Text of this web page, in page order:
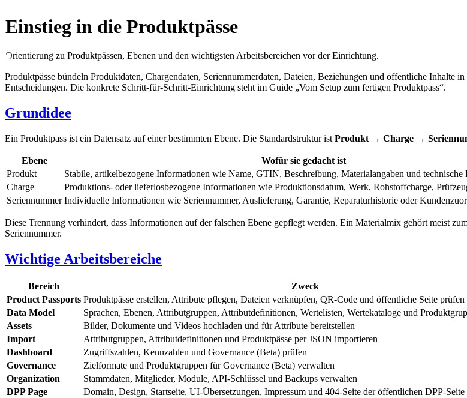
Einstieg in die Produktpässe
Orientierung zu Produktpässen, Ebenen und den wichtigsten Arbeitsbereichen vor der Einrichtung.
Produktpässe bündeln Produktdaten, Chargendaten, Seriennummerdaten, Dateien, Beziehungen und öffentliche Inhalte
Entscheidungen. Die konkrete Schritt-für-Schritt-Einrichtung steht im Guide „Vom Setup zum fertigen Produktpass“.
Grundidee
Ein Produktpass ist ein Datensatz auf einer bestimmten Ebene. Die Standardstruktur ist Produkt → Charge →
Ebene Wofür sie gedacht ist
Produkt
Stabile, artikelbezogene Informationen wie Name, GTIN, Beschreibung, Materialangaben und technische
Charge
Produktions- oder lieferlosbezogene Informationen wie Produktionsdatum, Werk, Rohstoffcharge,
Seriennummer Individuelle Informationen wie Seriennummer, Auslieferung, Garantie, Reparaturhistorie oder
Diese Trennung verhindert, dass Informationen auf der falschen Ebene gepflegt werden. Ein Materialmix gehört meist
Seriennummer.
Wichtige Arbeitsbereiche
Bereich
Zweck
Product Passports Produktpässe erstellen, Attribute pflegen, Dateien verknüpfen, QR-Code und öffentliche Seite prüfen
Data Model
Sprachen, Ebenen, Attributgruppen, Attributdefinitionen, Wertelisten, Wertekataloge und
Assets
Bilder, Dokumente und Videos hochladen und für Attribute bereitstellen
Import
Attributgruppen, Attributdefinitionen und Produktpässe per JSON importieren
Dashboard
Zugriffszahlen, Kennzahlen und Governance (Beta) prüfen
Governance
Zielformate und Produktgruppen für Governance (Beta) verwalten
Organization
Stammdaten, Mitglieder, Module, API-Schlüssel und Backups verwalten
DPP Page
Domain, Design, Startseite, UI-Übersetzungen, Impressum und 404-Seite der öffentlichen DPP-Seite